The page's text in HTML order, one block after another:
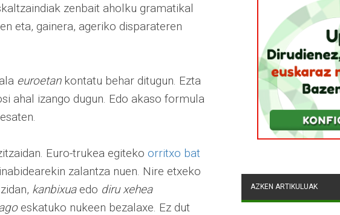
zenbait aholku gramatikal
eta, gainera, ageriko disparateren
euroetankontatu behar ditugun. Ezta
ahal izango dugun. Edo akaso formula
Euro-trukea egiteko orritxo bat
zalantza nuen. Nire etxeko
kanbixuaedo diru xehea
eskatuko nukeen bezalaxe. Ez dut
AZKEN ARTIKULUAK